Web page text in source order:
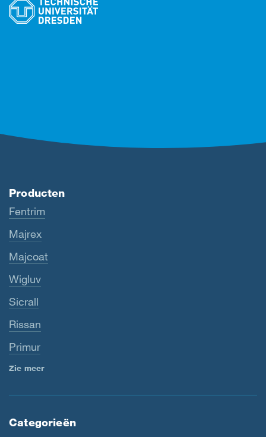
Producten
Fentrim
Majrex
Majcoat
Wigluv
Sicrall
Rissan
Primur
Zie meer
Categorieën